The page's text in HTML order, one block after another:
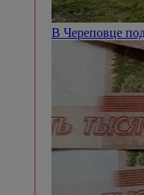
В Череповце